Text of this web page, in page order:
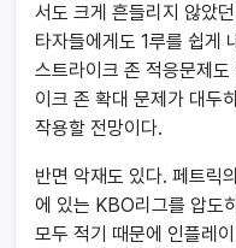
서도 크게 흔들리지 않았
타자들에게도 1루를 쉽게
스트라이크 존 적응문제
이크 존 확대 문제가 대두
작용할 전망이다.
반면 악재도 있다. 페트릭
에 있는 KBO리그를 압도
모두 적기 때문에 인플레